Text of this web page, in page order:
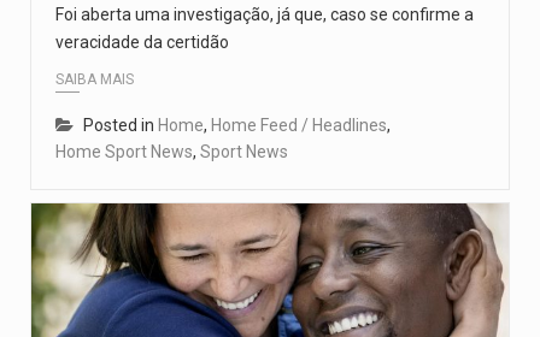
Foi aberta uma investigação, já que, caso se confirme a
veracidade da certidão
SAIBA MAIS
Posted in Home, Home Feed / Headlines,
Home Sport News, Sport News